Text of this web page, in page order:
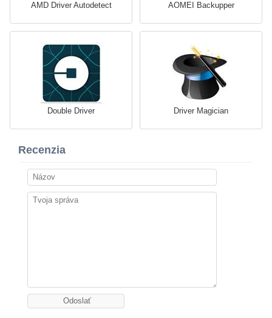
AMD Driver Autodetect AOMEI Backupper
Double Driver Driver Magician
Recenzia